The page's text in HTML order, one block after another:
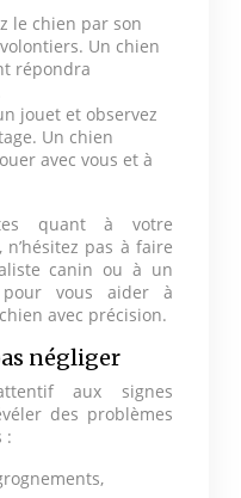
le chien par son
Un chien
répondra
jouet et observez
Un chien
avec vous et à
quant à votre
pas à faire
canin ou à un
vous aider à
avec précision.
négliger
aux signes
des problèmes
: